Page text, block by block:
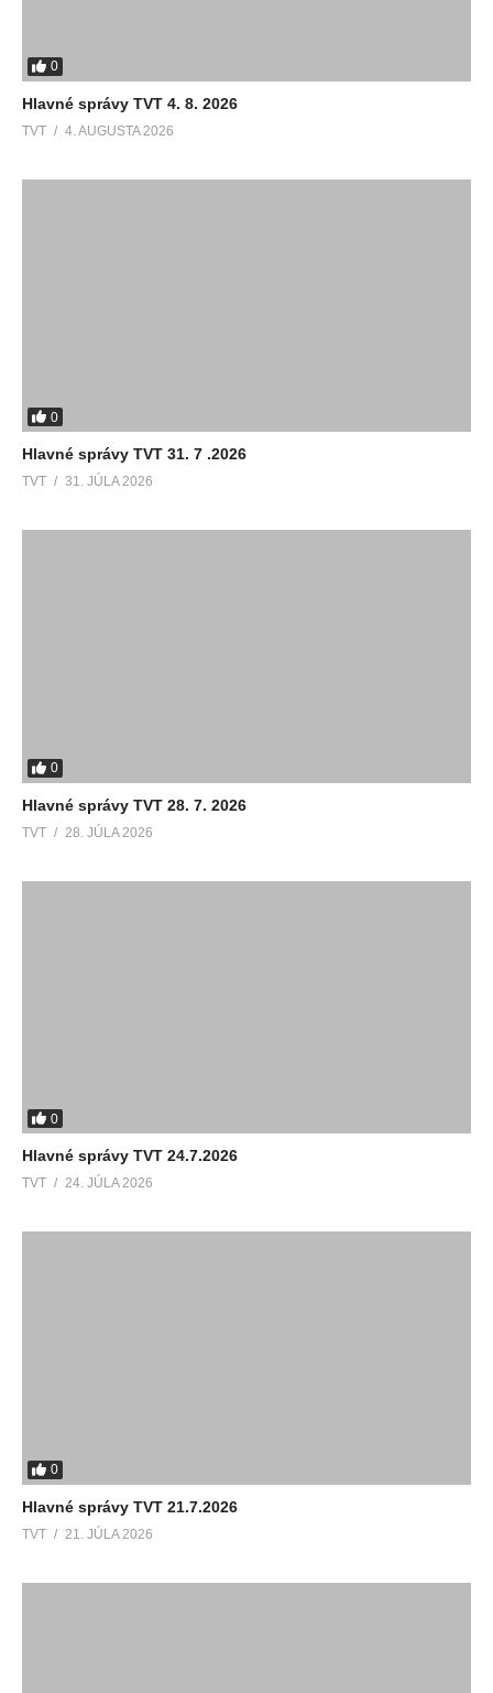
0
Hlavné správy TVT 4. 8. 2026
TVT 4. AUGUSTA 2026
0
Hlavné správy TVT 31. 7 .2026
TVT 31. JÚLA 2026
0
Hlavné správy TVT 28. 7. 2026
TVT 28. JÚLA 2026
0
Hlavné správy TVT 24.7.2026
TVT 24. JÚLA 2026
0
Hlavné správy TVT 21.7.2026
TVT 21. JÚLA 2026